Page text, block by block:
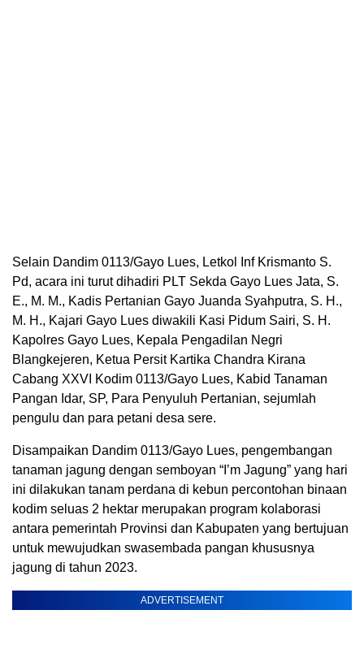
Selain Dandim 0113/Gayo Lues, Letkol Inf Krismanto S.
Pd, acara ini turut dihadiri PLT Sekda Gayo Lues Jata, S.
E., M. M., Kadis Pertanian Gayo Juanda Syahputra, S. H.,
M. H., Kajari Gayo Lues diwakili Kasi Pidum Sairi, S. H.
Kapolres Gayo Lues, Kepala Pengadilan Negri
Blangkejeren, Ketua Persit Kartika Chandra Kirana
Cabang XXVI Kodim 0113/Gayo Lues, Kabid Tanaman
Pangan Idar, SP, Para Penyuluh Pertanian, sejumlah
pengulu dan para petani desa sere.
Disampaikan Dandim 0113/Gayo Lues, pengembangan
tanaman jagung dengan semboyan “I’m Jagung” yang hari
ini dilakukan tanam perdana di kebun percontohan binaan
kodim seluas 2 hektar merupakan program kolaborasi
antara pemerintah Provinsi dan Kabupaten yang bertujuan
untuk mewujudkan swasembada pangan khususnya
jagung di tahun 2023.
ADVERTISEMENT